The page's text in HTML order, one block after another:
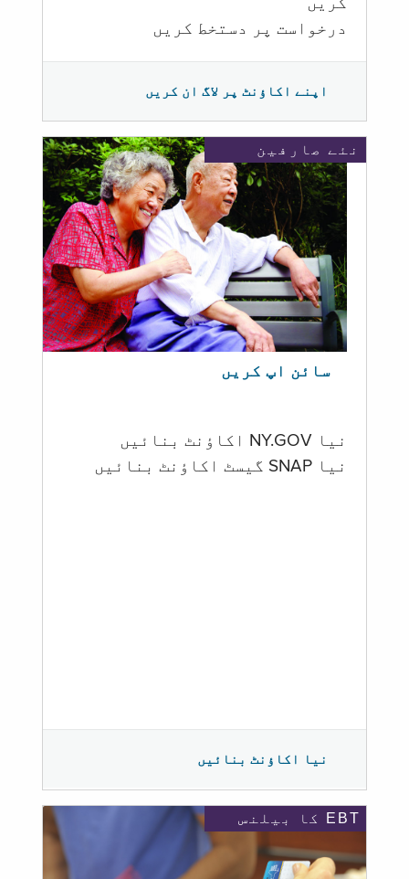
کریں
درخواست پر دستخط کریں
اپنے اکاؤنٹ پر لاگ ان کریں
نئے صارفین
سائن اپ کریں
نیا NY.GOV اکاؤنٹ بنائیں
نیا SNAP گیسٹ اکاؤنٹ بنائیں
نیا اکاؤنٹ بنائیں
EBT کا بیلنس